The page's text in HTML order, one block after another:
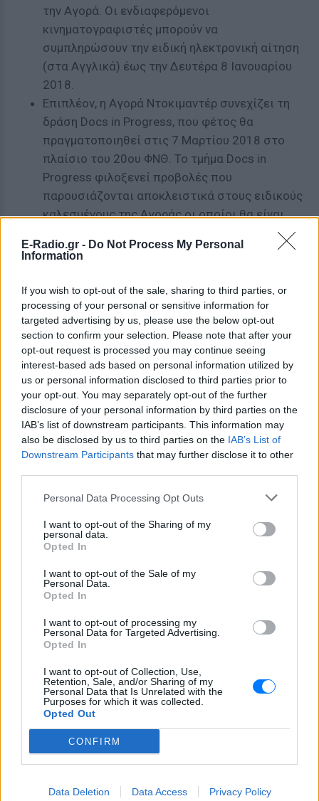
E-Radio.gr - Do Not Process My Personal
Information
If you wish to opt-out of the sale, sharing to third parties, or
processing of your personal or sensitive information for
targeted advertising by us, please use the below opt-out
section to confirm your selection. Please note that after your
opt-out request is processed you may continue seeing
interest-based ads based on personal information utilized by
us or personal information disclosed to third parties prior to
your opt-out. You may separately opt-out of the further
disclosure of your personal information by third parties on the
IAB’s list of downstream participants. This information may
also be disclosed by us to third parties on the IAB’s List of
Downstream Participants that may further disclose it to other
Personal Data Processing Opt Outs
I want to opt-out of the Sharing of my
personal data.
Opted In
I want to opt-out of the Sale of my
Personal Data.
Opted In
I want to opt-out of processing my
Personal Data for Targeted Advertising.
Opted In
I want to opt-out of Collection, Use,
Retention, Sale, and/or Sharing of my
Personal Data that Is Unrelated with the
Purposes for which it was collected.
Opted Out
CONFIRM
Data Deletion Data Access Privacy Policy
την Αγορά. Οι ενδιαφερόμενοι
κινηματογραφιστές μπορούν να
συμπληρώσουν την ειδική ηλεκτρονική αίτηση
(στα Αγγλικά) έως την Δευτέρα 8 Ιανουαρίου
2018.
Επιπλέον, η Αγορά Ντοκιμαντέρ συνεχίζει τη
δράση Docs in Progress, που φέτος θα
πραγματοποιηθεί στις 7 Μαρτίου 2018 στο
πλαίσιο του 20ου ΦΝΘ. Το τμήμα Docs in
Progress φιλοξενεί προβολές που
παρουσιάζονται αποκλειστικά στους ειδικούς
καλεσμένους της Αγοράς οι οποίοι θα είναι
παρόντες στην 20ή διοργάνωση και θα είναι οι
πρώτοι που θα ανακαλύψουν ταινίες μεγάλου
και τα Βαλκάνια, σε ένα στάδιο αμέσως πριν
την ολοκλήρωση τους. Οι ενδιαφερόμενοι που
επιθυμούν να καταθέσουν τις ταινίες τους
μπορούν να συμπληρώσουν τη σχετική
ηλεκτρονική αίτηση Docs in Progress έως την
Παρασκευή 2 Φεβρουαρίου 2018.
*Σημειώνεται ότι οι χώρες στις οποίες
επικεντρώνεται η Αγορά Ντοκιμαντέρ και έχουν
δυνατότητα να καταθέσουν ταινίες είναι οι εξής:
Ιταλία, Κροατία, Κύπρος, Λίβανο, Λιβύη, Μάλτα,
Μαρόκο, Μαυροβούνιο, Ουγγαρία, Παλαιστίνη, ΠΓΔΜ,
Πολωνία, Πορτογαλία, Ρουμανία, Σερβία, Σλοβακία,
**Για επιπλέον πληροφορίες για την Αγορά
www2.filmfestival.gr/el/ή επικοινωνήστε στο
agora@filmfestival.gr
Το αναλυτικό πρόγραμμα των προβολών του 20
Φεστιβάλ Ντοκιμαντέρ Θεσσολίκης μπορείτε να το
εδώ.
αναφέρονταιεδώ.